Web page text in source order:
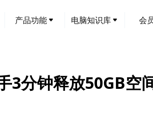
产品功能 电脑知识库 会
3分钟释放50GB空